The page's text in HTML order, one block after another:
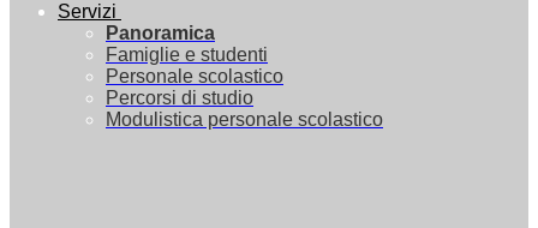
Servizi
Panoramica
Famiglie e studenti
Personale scolastico
Percorsi di studio
Modulistica personale scolastico